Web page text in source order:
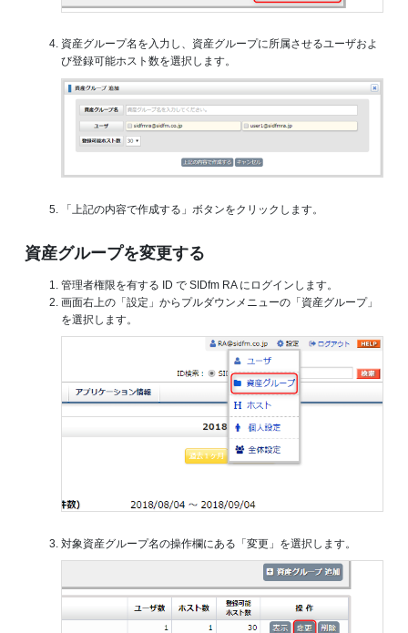
資産グループ名を入力し、資産グループに所属させるユーザおよ
び登録可能ホスト数を選択します。
「上記の内容で作成する」ボタンをクリックします。
資産グループを変更する
管理者権限を有する ID で SIDfm RA にログインします。
画面右上の「設定」からプルダウンメニューの「資産グループ」
を選択します。
対象資産グループ名の操作欄にある「変更」を選択します。